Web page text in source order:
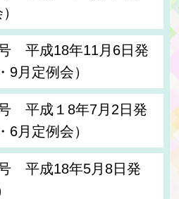
平成18年11月6日発
9月定例会）
平成１8年7月2日発
6月定例会）
平成18年5月8日発